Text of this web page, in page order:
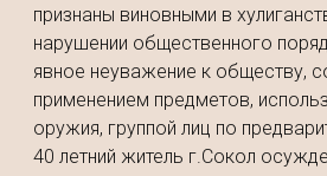
признаны виновными в
нарушении общественного
явное неуважение к обществу,
применением предметов,
оружия, группой лиц по
40 летний житель г.Сокол